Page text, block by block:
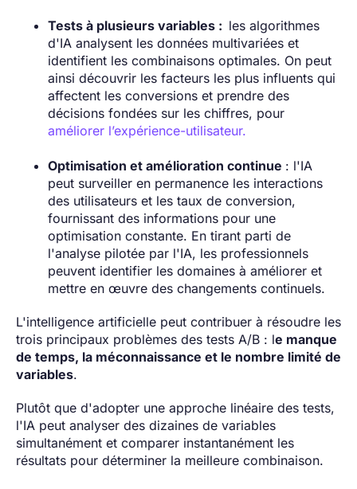
Tests à plusieurs variables : les algorithmes
d'IA analysent les données multivariées et
identifient les combinaisons optimales. On peut
ainsi découvrir les facteurs les plus influents qui
affectent les conversions et prendre des
décisions fondées sur les chiffres, pour
améliorer l’expérience-utilisateur.
Optimisation et amélioration continue : l'IA
peut surveiller en permanence les interactions
des utilisateurs et les taux de conversion,
fournissant des informations pour une
optimisation constante. En tirant parti de
l'analyse pilotée par l'IA, les professionnels
peuvent identifier les domaines à améliorer et
mettre en œuvre des changements continuels.
L'intelligence artificielle peut contribuer à résoudre les
trois principaux problèmes des tests A/B : le manque
de temps, la méconnaissance et le nombre limité de
variables.
Plutôt que d'adopter une approche linéaire des tests,
l'IA peut analyser des dizaines de variables
simultanément et comparer instantanément les
résultats pour déterminer la meilleure combinaison.